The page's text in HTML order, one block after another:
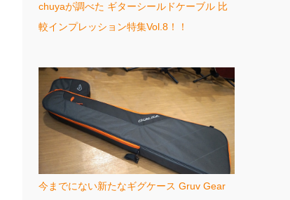
chuyaが調べた ギターシールドケーブル 比
較インプレッション特集Vol.8！！
今までにない新たなギグケース Gruv Gear